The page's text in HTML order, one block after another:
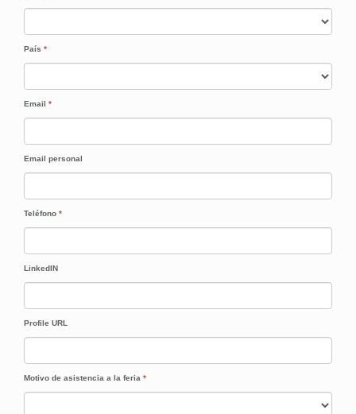
País *
Email *
Email personal
Teléfono *
LinkedIN
Profile URL
Motivo de asistencia a la feria *